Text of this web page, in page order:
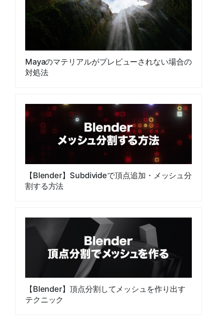
Mayaのマテリアルがプレビューされない場合の
対処法
【Blender】Subdivideで頂点追加・メッシュ分
割する方法
【Blender】頂点分割してメッシュを作り出す
テクニック